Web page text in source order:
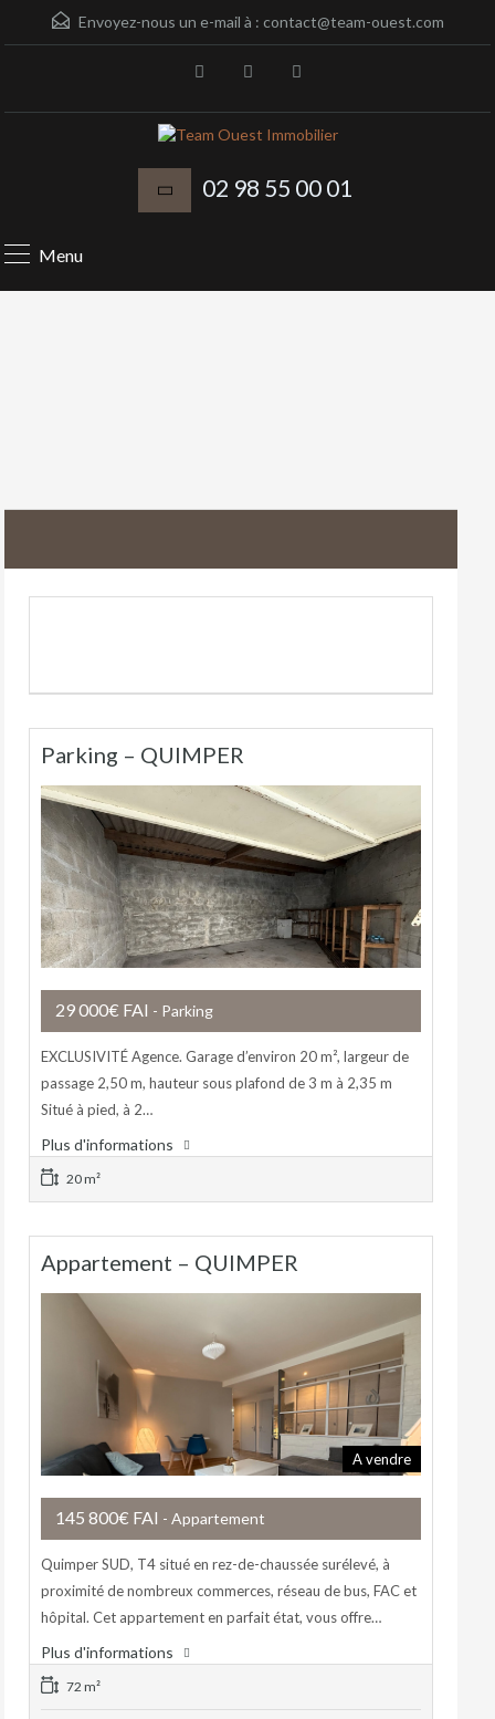
Envoyez-nous un e-mail à : contact@team-ouest.com
02 98 55 00 01
Menu
Parking – QUIMPER
29 000€ FAI - Parking
EXCLUSIVITÉ Agence. Garage d’environ 20 m², largeur de
passage 2,50 m, hauteur sous plafond de 3 m à 2,35 m
Situé à pied, à 2…
Plus d'informations
20 m²
Appartement – QUIMPER
A vendre
145 800€ FAI - Appartement
Quimper SUD, T4 situé en rez-de-chaussée surélevé, à
proximité de nombreux commerces, réseau de bus, FAC et
hôpital. Cet appartement en parfait état, vous offre…
Plus d'informations
72 m²